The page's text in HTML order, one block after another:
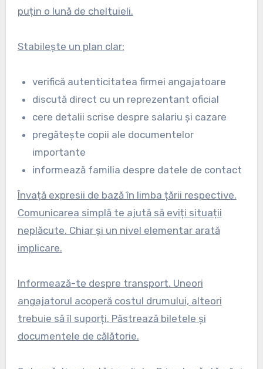
puțin o lună de cheltuieli.
Stabilește un plan clar:
verifică autenticitatea firmei angajatoare
discută direct cu un reprezentant oficial
cere detalii scrise despre salariu și cazare
pregătește copii ale documentelor
importante
informează familia despre datele de contact
Învață expresii de bază în limba țării respective.
Comunicarea simplă te ajută să eviți situații
neplăcute. Chiar și un nivel elementar arată
implicare.
Informează-te despre transport. Uneori
angajatorul acoperă costul drumului, alteori
trebuie să îl suporți. Păstrează biletele și
documentele de călătorie.